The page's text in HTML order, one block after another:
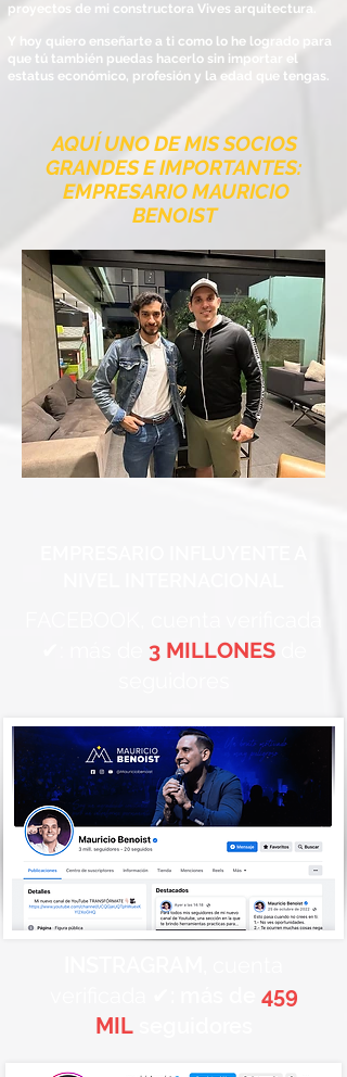
proyectos de mi constructora Vives arquitectura.
Y hoy quiero enseñarte a ti como lo he logrado para
que tú también puedas hacerlo sin importar el
estatus económico, profesión y la edad que tengas.
AQUÍ UNO DE MIS SOCIOS
GRANDES E IMPORTANTES:
EMPRESARIO MAURICIO
BENOIST
3 MILLONESde
459
MIL